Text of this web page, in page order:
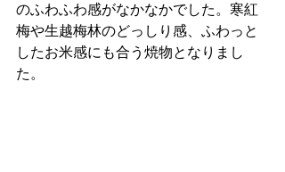
のふわふわ感がなかなかでした。寒紅
梅や生越梅林のどっしり感、ふわっと
したお米感にも合う焼物となりまし
た。